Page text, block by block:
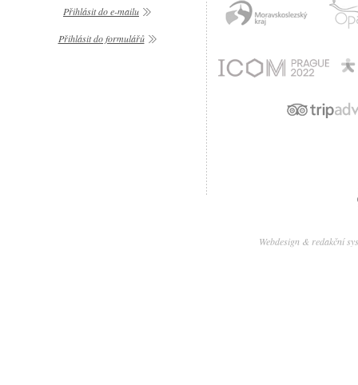
Přihlásit do e-mailu
Přihlásit do formulářů
Webdesign & redakční